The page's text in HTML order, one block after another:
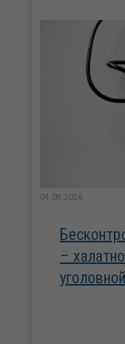
04.08.2026
–